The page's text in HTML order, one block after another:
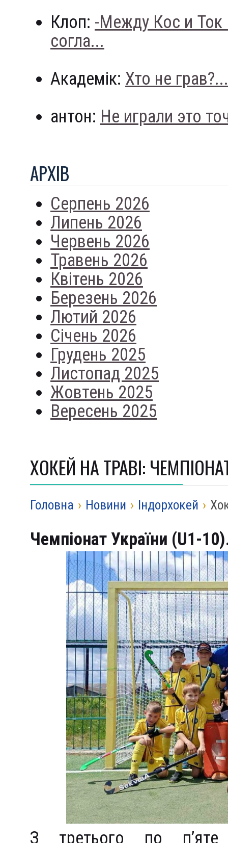
Клоп: -Между Кос и
согла...
Академік: Хто не грав?...
антон: Не играли это
АРХIВ
Серпень 2026
Липень 2026
Червень 2026
Травень 2026
Квітень 2026
Березень 2026
Лютий 2026
Січень 2026
Грудень 2025
Листопад 2025
Жовтень 2025
Вересень 2025
ХОКЕЙ НА ТРАВІ:
Головна › Новини › Iндорхокей ›
Чемпіонат України (U1-
З третього по